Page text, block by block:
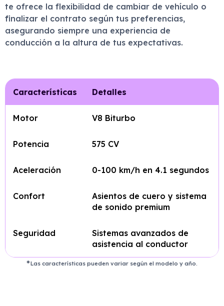
te ofrece la flexibilidad de cambiar de vehículo o
finalizar el contrato según tus preferencias,
asegurando siempre una experiencia de
conducción a la altura de tus expectativas.
Características Detalles
Motor V8 Biturbo
Potencia 575 CV
Aceleración 0-100 km/h en 4.1 segundos
Confort
Asientos de cuero y sistema
de sonido premium
Seguridad
Sistemas avanzados de
asistencia al conductor
Las características pueden variar según el modelo y año.